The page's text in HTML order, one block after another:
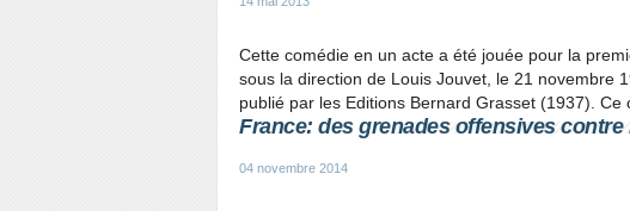
Cette comédie en un acte a été jouée pour la
sous la direction de Louis Jouvet, le 21 novembre
publié par les Editions Bernard Grasset (1937). Ce
France: des grenades offensives
04 novembre 2014